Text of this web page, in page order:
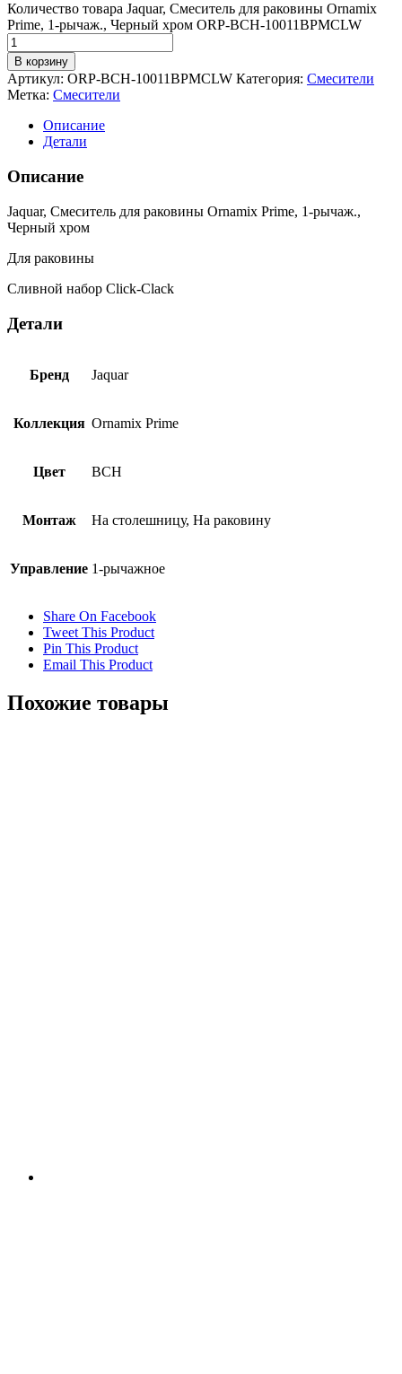
Количество товара Jaquar, Смеситель для раковины Ornamix
Prime, 1-рычаж., Черный хром ORP-BCH-10011BPMCLW
В корзину
Артикул: ORP-BCH-10011BPMCLW Категория: Смесители
Метка: Смесители
Описание
Детали
Описание
Jaquar, Смеситель для раковины Ornamix Prime, 1-рычаж.,
Черный хром
Для раковины
Сливной набор Click-Clack
Детали
Бренд Jaquar
Коллекция Ornamix Prime
Цвет BCH
Монтаж На столешницу, На раковину
Управление 1-рычажное
Share On Facebook
Tweet This Product
Pin This Product
Email This Product
Похожие товары